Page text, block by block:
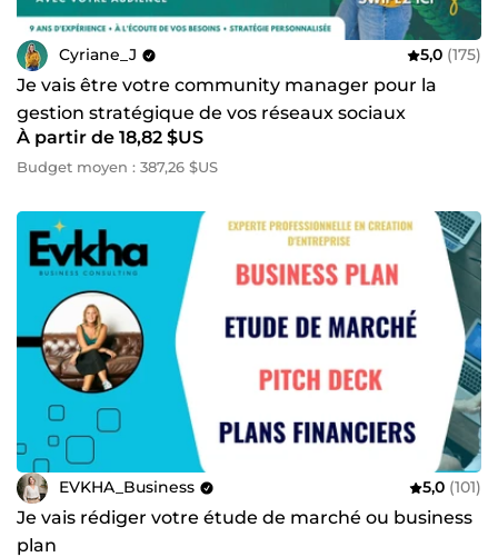
Cyriane_J 5,0 (175)
Je vais être votre community manager pour la
gestion stratégique de vos réseaux sociaux
À partir de 18,82 $US
Budget moyen : 387,26 $US
EVKHA_Business 5,0 (101)
Je vais rédiger votre étude de marché ou business
plan